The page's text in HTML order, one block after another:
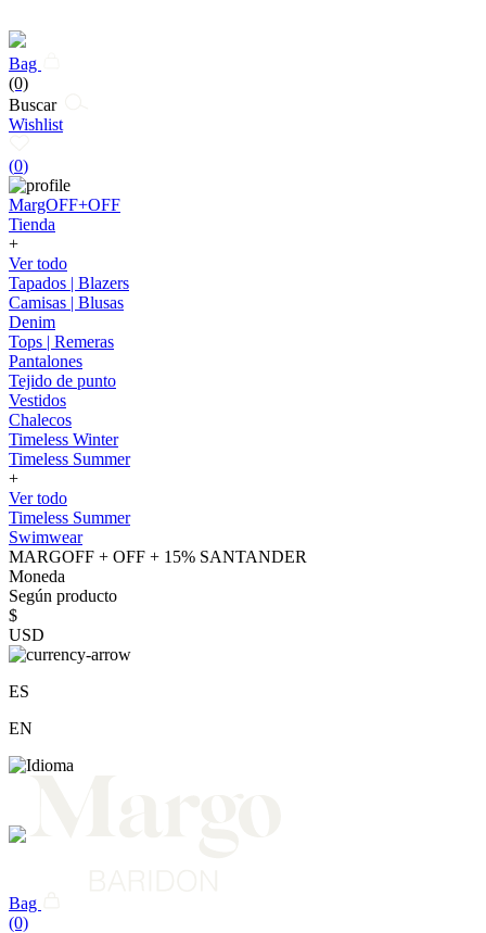
Bag
(0)
Buscar
Wishlist
(0)
MargOFF+OFF
Tienda
+
Ver todo
Tapados | Blazers
Camisas | Blusas
Denim
Tops | Remeras
Pantalones
Tejido de punto
Vestidos
Chalecos
Timeless Winter
Timeless Summer
+
Ver todo
Timeless Summer
Swimwear
MARGOFF + OFF + 15% SANTANDER
Moneda
Según producto
$
USD
ES
EN
Bag
(0)